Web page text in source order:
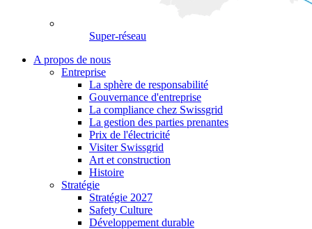
Super-réseau
A propos de nous
Entreprise
La sphère de responsabilité
Gouvernance d'entreprise
La compliance chez Swissgrid
La gestion des parties prenantes
Prix de l'électricité
Visiter Swissgrid
Art et construction
Histoire
Stratégie
Stratégie 2027
Safety Culture
Développement durable